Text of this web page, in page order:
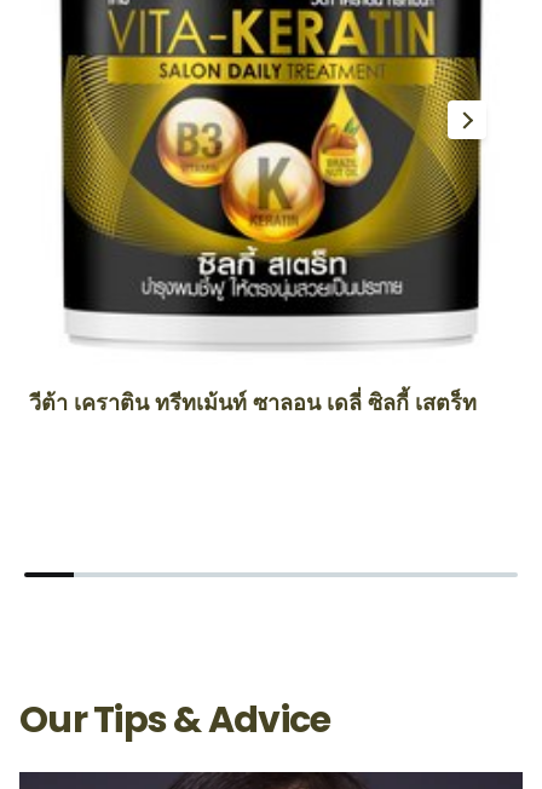
วีต้า เคราติน ทรีทเม้นท์ ซาลอน เดลี่ ซิลกี้ เสตร็ท
Our Tips & Advice